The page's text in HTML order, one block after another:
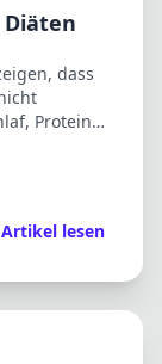
dass
Protein,
Artikel lesen